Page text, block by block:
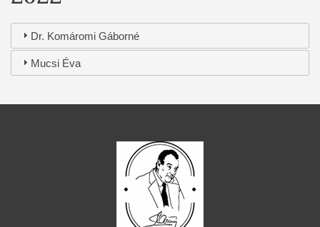
Dr. Komáromi Gáborné
Mucsi Éva